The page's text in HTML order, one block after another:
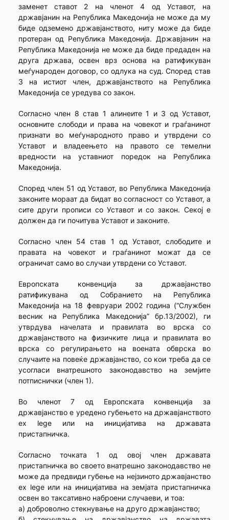
заменет ставот 2 на членот 4 од Уставот, на
државјанин на Република Македонија не може да му
биде одземено државјанството, ниту може да биде
протеран од Република Македонија. Државјанин на
Република Македонија не може да биде предаден на
друга држава, освен врз основа на ратификуван
меѓународен договор, со одлука на суд. Според став
3 на истиот член, државјанството на Република
Македонија се уредува со закон.
Согласно член 8 став 1 алинеите 1 и 3 од Уставот,
основните слободи и права на човекот и граѓанинот
признати во меѓународното право и утврдени со
Уставот и владеењето на правото се темелни
вредности на уставниот поредок на Република
Македонија.
Според член 51 од Уставот, во Република Македонија
законите мораат да бидат во согласност со Уставот, а
сите други прописи со Уставот и со закон. Секој е
должен да ги почитува Уставот и законите.
Согласно член 54 став 1 од Уставот, слободите и
правата на човекот и граѓанинот можат да се
ограничат само во случаи утврдени со Уставот.
Европската конвенција за државјанство
ратификувана од Собранието на Република
Македонија на 18 февруари 2002 година (“Службен
весник на Република Македонија” бр.13/2002), ги
утврдува начелата и правилата во врска со
државјанството на физичките лица и правилата во
врска со регулирањето на воената обврска во
случаите на повеќе државјанство, со кои треба да се
усогласи внатрешното законодавство на земјите
потписнички (член 1).
Во членот 7 од Европската конвенција за
државјанство е уредено губењето на државјанството
ex lege или на иницијатива на државата
пристапничка.
Согласно точката 1 од овој член државата
пристапничка во своето внатрешно законодавство не
може да предвиди губење на нејзиното државјанство
ex lege или на иницијатива на земјата пристапничка
освен во таксативно наброени случаеви, и тоа:
а) доброволно стекнување на друго државјанство;